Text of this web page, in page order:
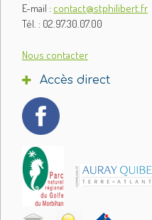
E-mail : contact@stphilibert.fr
Tél. : 02.97.30.07.00
Nous contacter
Accès direct